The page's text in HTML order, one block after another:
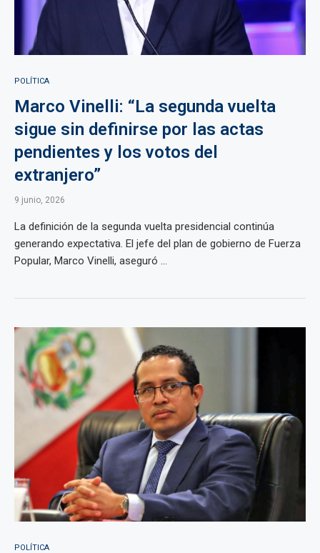
POLÍTICA
Marco Vinelli: “La segunda vuelta
sigue sin definirse por las actas
pendientes y los votos del
extranjero”
9 junio, 2026
La definición de la segunda vuelta presidencial continúa
generando expectativa. El jefe del plan de gobierno de Fuerza
Popular, Marco Vinelli, aseguró ...
POLÍTICA